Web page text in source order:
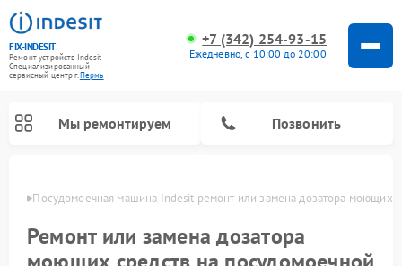
FIX-INDESIT
Ремонт устройств Indesit
Специализированный
cервисный центр г.Пермь
+7 (342) 254-93-15
Ежедневно, с 10:00 до 20:00
Мы ремонтируем Позвонить
Посудомоечная машина Indesit ремонт или замена дозатора моющих
Ремонт или замена дозатора